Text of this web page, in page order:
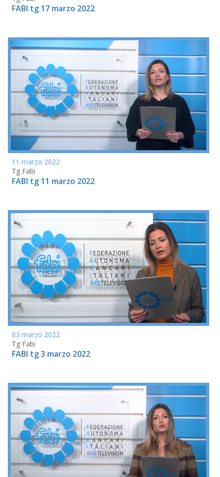
FABI tg 17 marzo 2022
11 marzo 2022
Tg Fabi
FABI tg 11 marzo 2022
03 marzo 2022
Tg Fabi
FABI tg 3 marzo 2022